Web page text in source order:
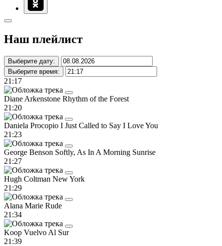
Наш плейлист
Выберите дату:
Выберите время:
21:17
Diane Arkenstone Rhythm of the Forest
21:20
Daniela Procopio I Just Called to Say I Love You
21:23
George Benson Softly, As In A Morning Sunrise
21:27
Hugh Coltman New York
21:29
Alana Marie Rude
21:34
Koop Vuelvo Al Sur
21:39